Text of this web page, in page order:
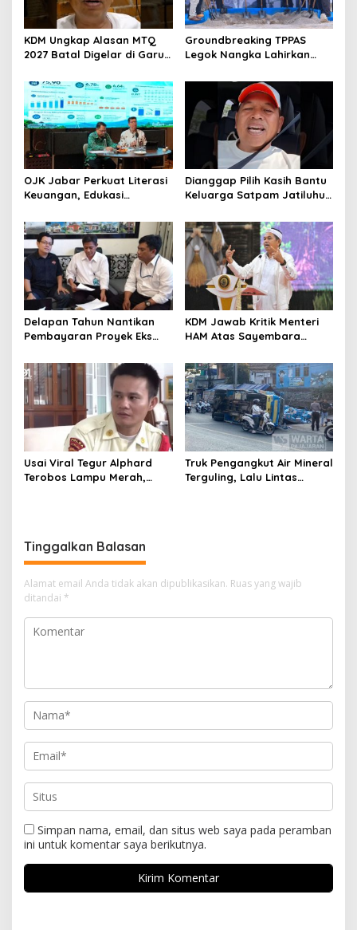
KDM Ungkap Alasan MTQ
2027 Batal Digelar di Garut,
Groundbreaking TPPAS
Legok Nangka Lahirkan
Penyelesaian Sampah
Bandung Raya
OJK Jabar Perkuat Literasi
Keuangan, Edukasi
Pertumbuhan Ekonomi
Dianggap Pilih Kasih Bantu
Keluarga Satpam Jatiluhur
Penjelasan Dedi Mulyadi
Delapan Tahun Nantikan
Pembayaran Proyek Eks
Tasikmalaya Akui Merugi 3,9
Miliar
KDM Jawab Kritik Menteri
HAM Atas Sayembara
Pelaku Kejahatan
Usai Viral Tegur Alphard
Terobos Lampu Merah,
Truk Pengangkut Air Mineral
Terguling, Lalu Lintas
Tinggalkan Balasan
Alamat email Anda tidak akan dipublikasikan. Ruas yang wajib
ditandai *
Simpan nama, email, dan situs web saya pada peramban
ini untuk komentar saya berikutnya.